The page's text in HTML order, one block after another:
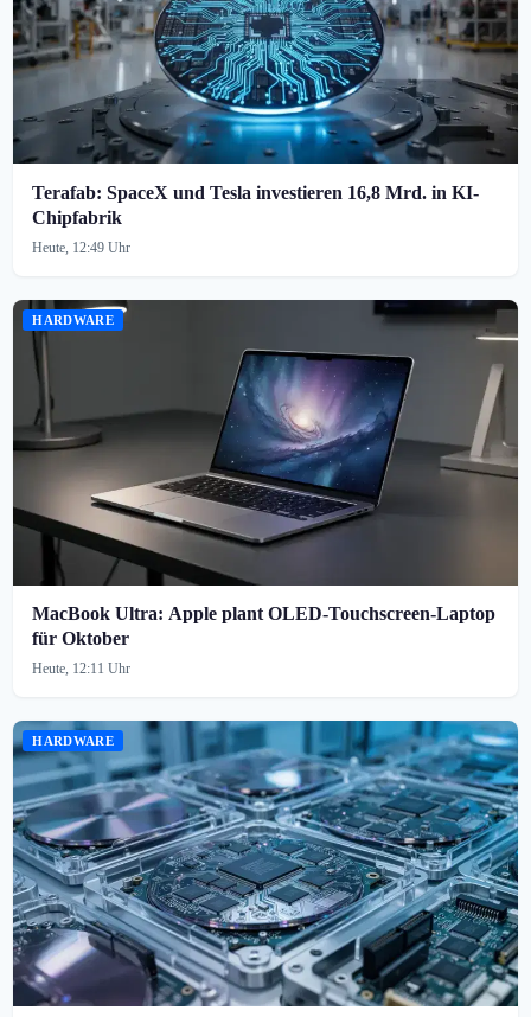
Terafab: SpaceX und Tesla investieren 16,8 Mrd. in KI-
Chipfabrik
Heute, 12:49 Uhr
HARDWARE
MacBook Ultra: Apple plant OLED-Touchscreen-Laptop
für Oktober
Heute, 12:11 Uhr
HARDWARE